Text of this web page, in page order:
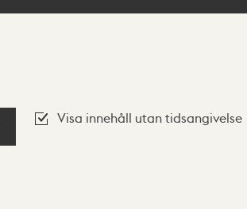
Visa innehåll utan tidsangivelse